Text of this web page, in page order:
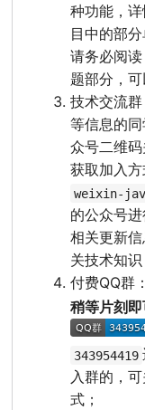
种功能，
目中的部
请务必阅读
题部分，可
技术交流
等信息的
众号二维
获取加入
weixin-
的公众号
相关更新
关技术知识
付费QQ群
稍等片刻
343954419
入群的，
式；